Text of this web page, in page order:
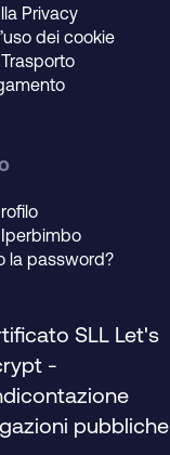
Privacy
dei cookie
la password?
SLL Let's
-
pubbliche